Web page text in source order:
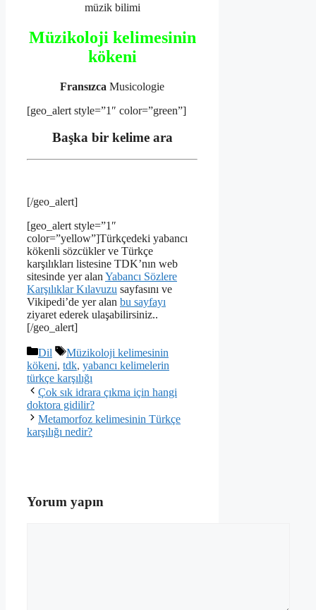
müzik bilimi
Müzikoloji kelimesinin
kökeni
Fransızca Musicologie
[geo_alert style=”1″ color=”green”]
Başka bir kelime ara
[/geo_alert]
[geo_alert style=”1″
color=”yellow”]Türkçedeki yabancı
kökenli sözcükler ve Türkçe
karşılıkları listesine TDK’nın web
sitesinde yer alan Yabancı Sözlere
Karşılıklar Kılavuzu sayfasını ve
Vikipedi’de yer alan bu sayfayı
ziyaret ederek ulaşabilirsiniz..
[/geo_alert]
Kategoriler
Dil Etiketler
Müzikoloji kelimesinin
kökeni, tdk, yabancı kelimelerin
türkçe karşılığı
Çok sık idrara çıkma için hangi
doktora gidilir?
Metamorfoz kelimesinin Türkçe
karşılığı nedir?
Yorum yapın